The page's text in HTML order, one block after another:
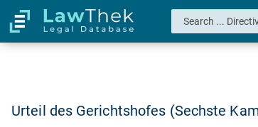
Urteil des Gerichtshofes (Sechste